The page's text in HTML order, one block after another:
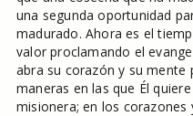
una segunda oportunidad
madurado. Ahora es el
valor proclamando el
abra su corazón y su mente
maneras en las que Él
misionera; en los corazones